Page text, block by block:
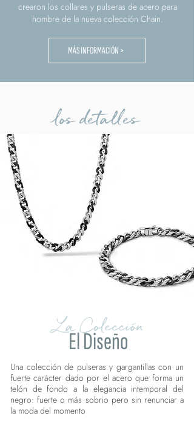
crearon los collares y pulseras de acero para
hombre de la nueva colección Chain.
MÁS INFORMACIÓN >
los detalles
La Colección
El Diseño
Una colección de pulseras y gargantillas con un
fuerte carácter dado por el acero que forma un
telón de fondo a la elegancia intemporal del
negro: fuerte o más sobrio pero sin renunciar a
la moda del momento